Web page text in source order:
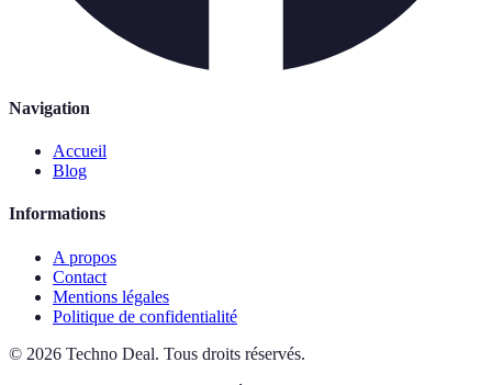
Navigation
Accueil
Blog
Informations
A propos
Contact
Mentions légales
Politique de confidentialité
© 2026 Techno Deal. Tous droits réservés.